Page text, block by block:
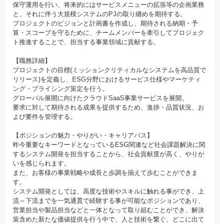
保守運用を行い、将来的にはサービスメニューの拡張等の企画業務
と、それに伴う大規模システムのPJの取り纏めを期待する。
プロジェクトのビジョンと計画書を作成し、期待される納期・予
算・スコープを守るために、チームメンバーを牽引してプロジェク
ト推進することで、担当する事業領域に貢献する。
【職務詳細】
プロジェクトの目標(ミッションクリティカルなシステムを高品質で
リリース)を定義し、ESG分野におけるサービス仕様やマーケティ
ング・プライシング策定を行う。
グローバル展開に向けたクラウドSaaS事業サービスを展開。
要求に対して期待される成果を提供するため、進捗・品質状況、お
よび要件を管理する。
【ポジションの魅力・やりがい・キャリアパス】
昨今重要なキーワードとなっているESG関連など社会課題解決に関
するシステム開発を担当することから、社会貢献度が高く、やりが
いを感じられます。
また、お客様の事業戦略や成長と歩調を揃えて歩むことができま
す。
システム開発としては、高度な技術やスキルに触れる事ができ、上
流～下流までを一気通貫で経験する事が可能なポジションであり、
営業担当や製品担当などと一体となって取り組むことができ、解決
策含めた新たな価値提供を行う中で、人と技術を繋ぐ、どこに出て